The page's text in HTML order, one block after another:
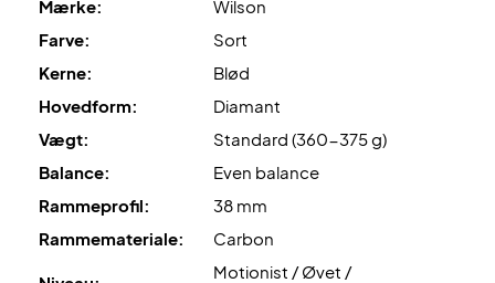
Til sidst giver Bela Wrist Strapgiver en bedre kontrol og
sikkerhed.
Elite Padel bat - køb det i dag!
Farve: Sort og rød
Mærke:
Wilson
Farve:
Sort
Kerne:
Blød
Hovedform:
Diamant
Vægt:
Standard (360-375 g)
Balance:
Even balance
Rammeprofil:
38 mm
Rammemateriale:
Carbon
Motionist / Øvet /